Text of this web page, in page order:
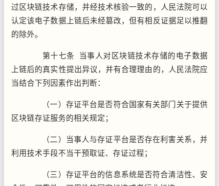
过区块链技术存储，并经技术核验一致的，人民法院可以
认定该电子数据上链后未经篡改，但有相反证据足以推翻
的除外。
第十七条 当事人对区块链技术存储的电子数据
上链后的真实性提出异议，并有合理理由的，人民法院应
当结合下列因素作出判断：
（一）存证平台是否符合国家有关部门关于提供
区块链存证服务的相关规定；
（二）当事人与存证平台是否存在利害关系，并
利用技术手段不当干预取证、存证过程；
（三）存证平台的信息系统是否符合清洁性、安